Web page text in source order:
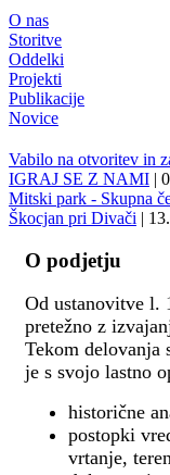
O nas
Storitve
Oddelki
Projekti
Publikacije
Novice
Vabilo na otvoritev in
IGRAJ SE Z NAMI |
Mitski park - Skupna
Škocjan pri Divači |
O podjetju
Od ustanovitve l.
pretežno z
Tekom delovanja
je s svojo lastno
historične
postopki
vrtanje,